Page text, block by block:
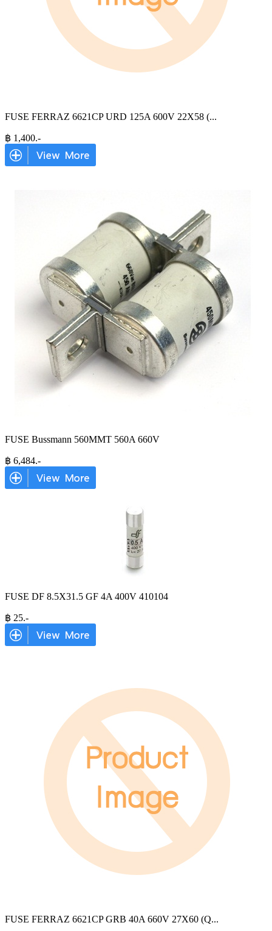
FUSE FERRAZ 6621CP URD 125A 600V 22X58 (...
฿ 1,400.-
FUSE Bussmann 560MMT 560A 660V
฿ 6,484.-
FUSE DF 8.5X31.5 GF 4A 400V 410104
฿ 25.-
FUSE FERRAZ 6621CP GRB 40A 660V 27X60 (Q...